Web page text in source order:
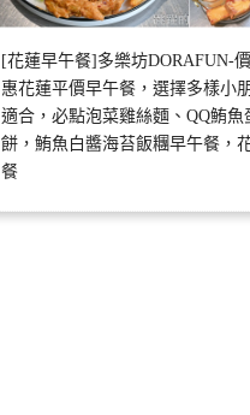
[花蓮早午餐]多樂坊DORAFUN-
惠花蓮平價早午餐，選擇多樣小
適合，必點泡菜雞絲麵、QQ鮪魚
餅，鮪魚白醬海苔飯糰早午餐，
餐